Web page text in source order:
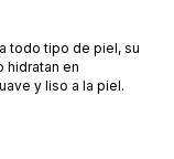
todo tipo de piel, su
hidratan en
y liso a la piel.